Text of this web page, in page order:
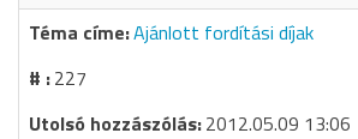
Ajánlott fordítási díjak
227
2012.05.09 13:06